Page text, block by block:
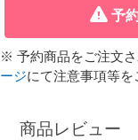
予
※ 予約商品をご注文
ージにて注意事項等を
商品レビュー